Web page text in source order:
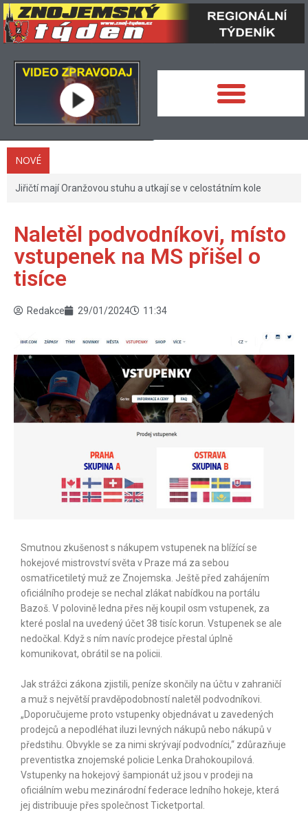
NOVÉ
Jiřičtí mají Oranžovou stuhu a utkají se v celostátním kole
Naletěl podvodníkovi, místo
vstupenek na MS přišel o
tisíce
Redakce 29/01/2024 11:34
Smutnou zkušenost s nákupem vstupenek na blížící se
hokejové mistrovství světa v Praze má za sebou
osmatřicetiletý muž ze Znojemska. Ještě před zahájením
oficiálního prodeje se nechal zlákat nabídkou na portálu
Bazoš. V polovině ledna přes něj koupil osm vstupenek, za
které poslal na uvedený účet 38 tisíc korun. Vstupenek se ale
nedočkal. Když s ním navíc prodejce přestal úplně
komunikovat, obrátil se na policii.
Jak strážci zákona zjistili, peníze skončily na účtu v zahraničí
a muž s největší pravděpodobností naletěl podvodníkovi.
„Doporučujeme proto vstupenky objednávat u zavedených
prodejců a nepodléhat iluzi levných nákupů nebo nákupů v
předstihu. Obvykle se za nimi skrývají podvodníci,“ zdůrazňuje
preventistka znojemské policie Lenka Drahokoupilová.
Vstupenky na hokejový šampionát už jsou v prodeji na
oficiálním webu mezinárodní federace ledního hokeje, která
jej distribuuje přes společnost Ticketportal.